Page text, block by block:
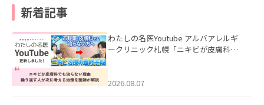
新着記事
わたしの名医Youtube アルバアレルギ
ークリニック札幌「ニキビが皮膚科で
ました。
2026.08.07